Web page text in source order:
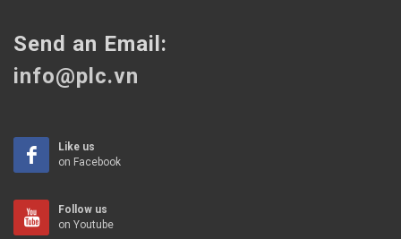
Send an Email:
info@plc.vn
Like us
on Facebook
Follow us
on Youtube